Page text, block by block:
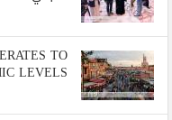
TO
LEVELS